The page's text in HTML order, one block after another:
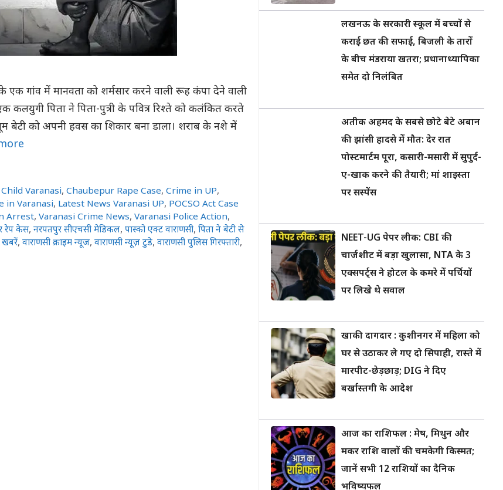
के एक गांव में मानवता को शर्मसार करने वाली रूह कंपा देने वाली
कलयुगी पिता ने पिता-पुत्री के पवित्र रिश्ते को कलंकित करते
बेटी को अपनी हवस का शिकार बना डाला। शराब के नशे में
Varanasi,Chaubepur Rape Case,Crime in UP,
in Varanasi, Latest News Varanasi UP, POCSO Act Case
Arrest, Varanasi Crime News, Varanasi Police Action,
रेप केस, नरपतपुर सीएचसी मेडिकल, पास्को एक्ट वाराणसी, पिता ने बेटी से
खबरें, वाराणसी क्राइम न्यूज, वाराणसी न्यूज़ टुडे, वाराणसी पुलिस गिरफ्तारी,
लखनऊ के सरकारी स्कूल में बच्चों से
कराई छत की सफाई, बिजली के तारों
के बीच मंडराया खतरा; प्रधानाध्यापिका
समेत दो निलंबित
अतीक अहमद के सबसे छोटे बेटे अबान
की झांसी हादसे में मौत: देर रात
पोस्टमार्टम पूरा, कसारी-मसारी में सुपुर्द-
ए-खाक करने की तैयारी; मां शाइस्ता
पर सस्पेंस
NEET-UG पेपर लीक: CBI की
चार्जशीट में बड़ा खुलासा, NTA के 3
एक्सपर्ट्स ने होटल के कमरे में पर्चियों
पर लिखे थे सवाल
खाकी दागदार : कुशीनगर में महिला को
घर से उठाकर ले गए दो सिपाही, रास्ते में
मारपीट-छेड़छाड़; DIG ने दिए
बर्खास्तगी के आदेश
आज का राशिफल : मेष, मिथुन और
मकर राशि वालों की चमकेगी किस्मत;
जानें सभी 12 राशियों का दैनिक
भविष्यफल